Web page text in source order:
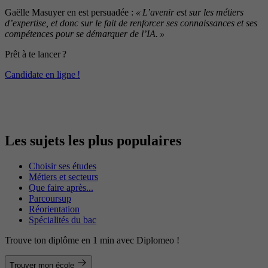
Gaëlle Masuyer en est persuadée : « L’avenir est sur les métiers
d’expertise, et donc sur le fait de renforcer ses connaissances et ses
compétences pour se démarquer de l’IA. »
Prêt à te lancer ?
Candidate en ligne !
Les sujets les plus populaires
Choisir ses études
Métiers et secteurs
Que faire après...
Parcoursup
Réorientation
Spécialités du bac
Trouve ton diplôme en 1 min avec Diplomeo !
Trouver mon école